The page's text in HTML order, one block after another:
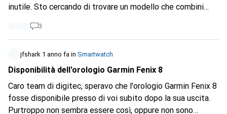
inutile. Sto cercando di trovare un modello che combini
orologi all'elenco ogni volta che seleziono una nuova
funzione. Sarebbe possibile trasformarlo in un filtro AND?
Cordiali saluti,
3
jfshark 1 anno fa in Smartwatch
Disponibilità dell'orologio Garmin Fenix 8
Caro team di digitec, speravo che l'orologio Garmin Fenix 8
fosse disponibile presso di voi subito dopo la sua uscita.
Purtroppo non sembra essere così, oppure non sono